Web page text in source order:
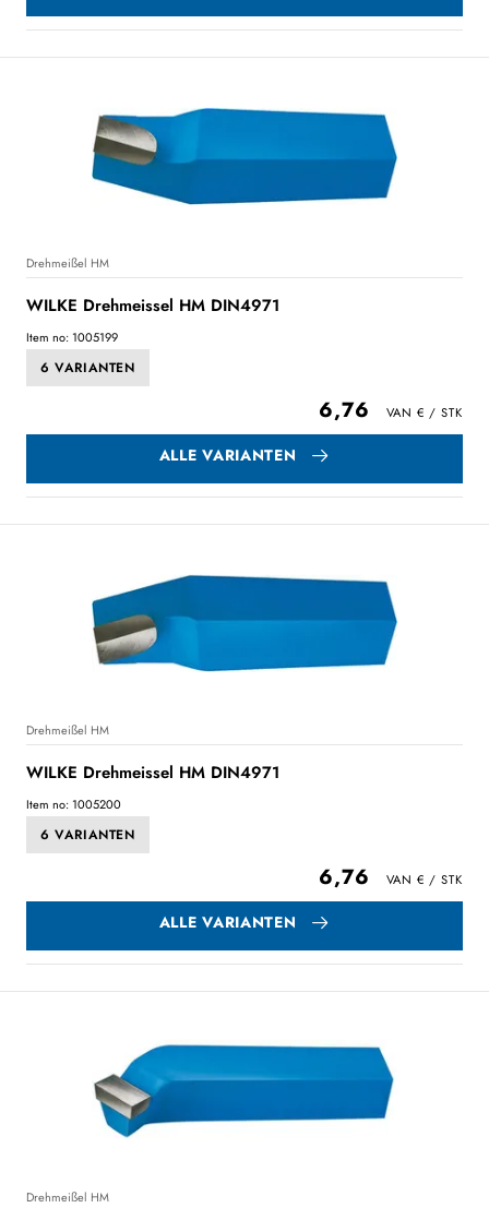
Drehmeißel HM
WILKE Drehmeissel HM DIN4971
Item no: 1005199
6 VARIANTEN
6,76
ALLE VARIANTEN
Drehmeißel HM
WILKE Drehmeissel HM DIN4971
Item no: 1005200
6 VARIANTEN
6,76
ALLE VARIANTEN
Drehmeißel HM